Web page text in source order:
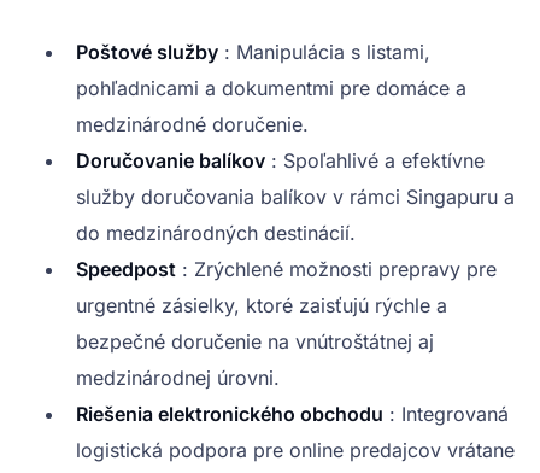
Poštové služby : Manipulácia s listami,
pohľadnicami a dokumentmi pre domáce a
medzinárodné doručenie.
Doručovanie balíkov : Spoľahlivé a efektívne
služby doručovania balíkov v rámci Singapuru a
do medzinárodných destinácií.
Speedpost : Zrýchlené možnosti prepravy pre
urgentné zásielky, ktoré zaisťujú rýchle a
bezpečné doručenie na vnútroštátnej aj
medzinárodnej úrovni.
Riešenia elektronického obchodu : Integrovaná
logistická podpora pre online predajcov vrátane